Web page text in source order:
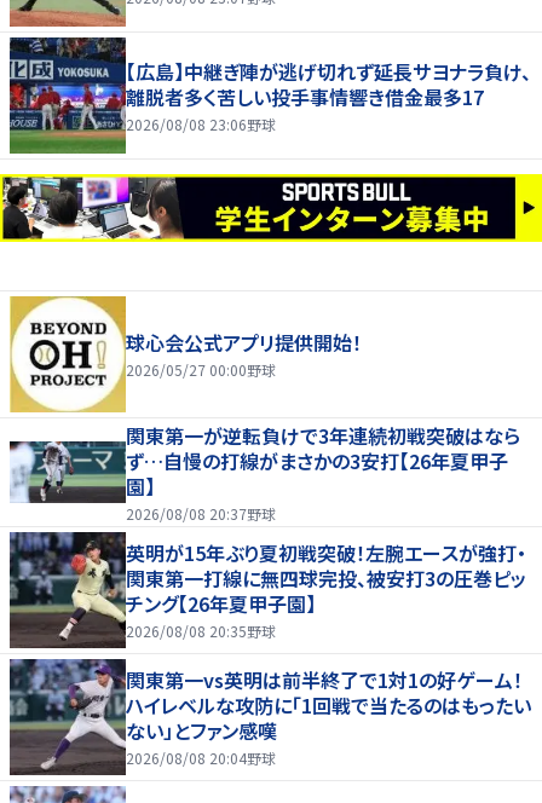
【広島】中継ぎ陣が逃げ切れず延長サヨナラ負け、
離脱者多く苦しい投手事情響き借金最多17
2026/08/08 23:06野球
球心会公式アプリ提供開始！
2026/05/27 00:00野球
関東第一が逆転負けで3年連続初戦突破はなら
ず…自慢の打線がまさかの3安打【26年夏甲子
園】
2026/08/08 20:37野球
英明が15年ぶり夏初戦突破！左腕エースが強打・
関東第一打線に無四球完投、被安打3の圧巻ピッ
チング【26年夏甲子園】
2026/08/08 20:35野球
関東第一vs英明は前半終了で1対1の好ゲーム！
ハイレベルな攻防に「1回戦で当たるのはもったい
ない」とファン感嘆
2026/08/08 20:04野球